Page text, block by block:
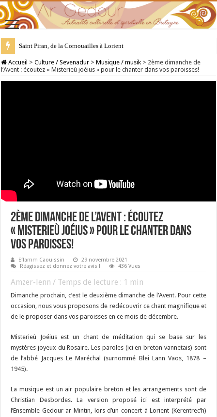
28 juillet : Saint Samson de Dol, père de la Bretagne chrétienne
Accueil > Culture / Sevenadur > Musique / musik > 2ème dimanche de
l’Avent : écoutez « Misterieù joéius » pour le chanter dans vos paroisses!
2ème dimanche de l’Avent : écoutez
« Misterieù joéius » pour le chanter dans
vos paroisses!
Eflamm Caouissin
29 novembre 2021
Réagissez et donnez votre avis !
436 Vues
Amzer-lenn / Temps de lecture : 1 min
Dimanche prochain, c’est le deuxième dimanche de l’Avent. Pour cette
occasion, nous vous proposons de redécouvrir ce chant magnifique et
de le proposer dans vos paroisses en ce mois de décembre.
Misterieù Joéius est un chant de méditation qui se base sur les
mystères joyeux du Rosaire. Les paroles (ici en breton vannetais) sont
de l’abbé Jacques Le Maréchal (surnommé Blei Lann Vaos, 1878 –
1945).
La musique est un air populaire breton et les arrangements sont de
Christian Desbordes. La version proposé ici est interprété par
l’Ensemble Gedour ar Mintin, lors d’un concert à Lorient (Kerentrec’h)